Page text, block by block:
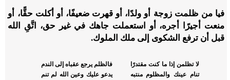
فيا من ظلمت زوجة أو ولدًا، أو قهرت ضعيفًا، أو أكلت حقًّا، أو
منعت أجيرًا أجره، أو استعملت جاهك في غير حق، اتَّقِ الله
قبل أن ترفع الشكوى إلى ملك الملوك.
لا تظلمن إذا ما كنت مقتدرًا
فالظلم يرجع عقباه إلى الندم
تنام عينك والمظلوم منتبه
يدعو عليك وعين الله لم تنم